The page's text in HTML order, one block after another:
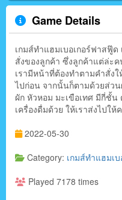
Game Details
เกมส์ทำแฮมเบอเกอร์ฟาสฟู๊ด
สั่งของลูกค้า ซึ่งลูกค้าแต่ล่ะ
เรามีหน้าที่ต้องทำตามคำสั่ง
ไปก่อน จากนั้นก็ตามด้วยส่ว
ผัก หัวหอม มะเขือเทศ มีกี่ชั้
เครื่องดื่มด้วย ให้เราส่งไปให้
2022-05-30
Category: เกมส์ทำแฮมเบ
Played 7178 times